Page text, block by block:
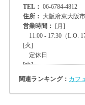
関連ランキング： カフ